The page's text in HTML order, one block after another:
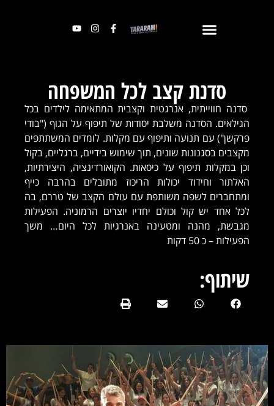
סדנת קצב לכל המשפחה
סדנה חווייתית, אנרגטית וקצבית המתאימה לילדים בכל
הגילאים. הסדנה משלבת יסודות של תיפוף על הגוף ("בודי
פרקשן") עם תנועה ותיפוף עם מקלות. לומדים המשתתפים
מקצבים בסגנונות שונים, תוך שימוש בידיים, ברגליים, בקול
וכן במקלות תיפוף על כיסאות. הקואורדינציה, היצירתיות,
האלתור וחידוד יכולות הריכוז מתובלים בהרבה כייף
ומתחברים לשפה משותפת עם עולם הקצב של טררם, בה
לכל אחד יש קול וכולם יחדיו יוצרים הרמוניה. הפעילות
מגבשת, מהנה ומטעינה באנרגיות לכל היום… משך
הפעילות – כ 50 דקות
שיתוף: